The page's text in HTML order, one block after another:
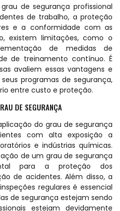
de segurança profissional
de trabalho, a proteção
e a conformidade com as
existem limitações, como o
de medidas de
de treinamento contínuo. É
avaliem essas vantagens e
programas de segurança,
entre custo e proteção.
DE SEGURANÇA
do grau de segurança
com alta exposição a
e indústrias químicas.
de um grau de segurança
para a proteção dos
de acidentes. Além disso, a
regulares é essencial
de segurança estejam sendo
estejam devidamente